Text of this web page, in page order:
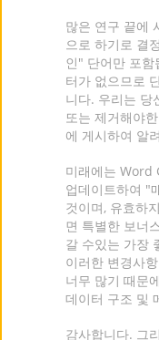
많은 연구 끝에
으로 하기로 결
인" 단어만 포함
터가 없으므로
니다. 우리는 당
또는 제거해야
에 게시하여 알
미래에는 Word
업데이트하여 "
것이며, 유효하
면 특별한 보너
갈 수있는 가장
이러한 변경사
너무 많기 때문
데이터 구조 및
감사합니다. 그